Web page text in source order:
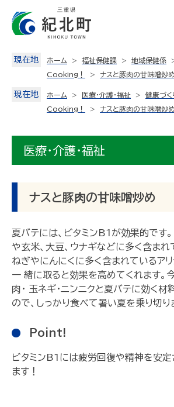
content
現在地 ホーム 福祉保健課 地域保健係
Cooking！
ナスと豚⾁の⽢味噌炒め
現在地 ホーム 医療・介護・福祉 健康づく
Cooking！
ナスと豚⾁の⽢味噌炒め
医療・介護・福祉
ナスと豚⾁の⽢味噌炒め
夏バテには、ビタミンB1が効果的です
や玄米、大豆、ウナギなどに多く含まれ
ねぎやにんにくに多く含まれているア
一 緒に取ると効果を高めてくれます。
肉・ 玉ネギ・ニンニクと夏バテに効く材
ので、しっかり食べて暑い夏を乗り切り
Point!
ビタミンB1には疲労回復や精神を安定
ます！